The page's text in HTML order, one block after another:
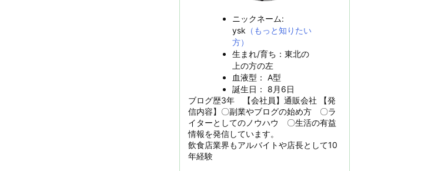
ニックネーム:
ysk （もっと知りたい
方）
生まれ/育ち：東北の
上の方の左
血液型： A型
誕生日： 8月6日
ブログ歴3年 【会社員】通販会社 【発
信内容】〇副業やブログの始め方 〇ラ
イターとしてのノウハウ 〇生活の有益
情報を発信しています。
飲食店業界もアルバイトや店長として10
年経験